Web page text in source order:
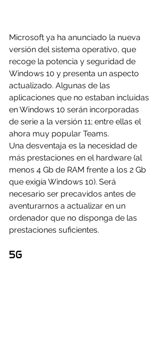
Microsoft ya ha anunciado la nueva
versión del sistema operativo, que
recoge la potencia y seguridad de
Windows 10 y presenta un aspecto
actualizado. Algunas de las
aplicaciones que no estaban incluidas
en Windows 10 serán incorporadas
de serie a la versión 11; entre ellas el
ahora muy popular Teams.
Una desventaja es la necesidad de
más prestaciones en el hardware (al
menos 4 Gb de RAM frente a los 2 Gb
que exigía Windows 10). Será
necesario ser precavidos antes de
aventurarnos a actualizar en un
ordenador que no disponga de las
prestaciones suficientes.
5G